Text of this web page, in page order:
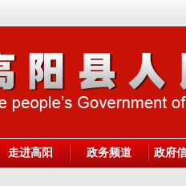
走进高阳 政务频道 政府